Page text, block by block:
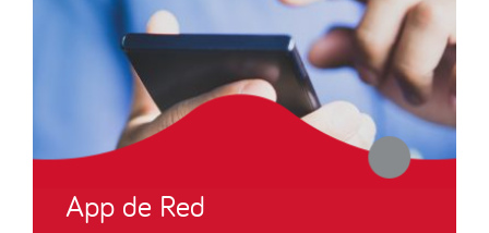
App de Red